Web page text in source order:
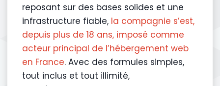
reposant sur des bases solides et une
infrastructure fiable, la compagnie s’est,
depuis plus de 18 ans, imposé comme
acteur principal de l’hébergement web
en France. Avec des formules simples,
tout inclus et tout illimité,